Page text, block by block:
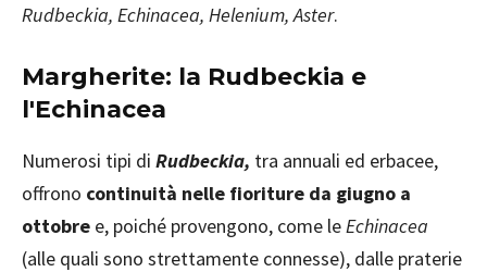
Rudbeckia, Echinacea, Helenium, Aster.
Margherite: la Rudbeckia e
l'Echinacea
Numerosi tipi di Rudbeckia, tra annuali ed erbacee,
offrono continuità nelle fioriture da giugno a
ottobre e, poiché provengono, come leEchinacea
(alle quali sono strettamente connesse), dalle praterie